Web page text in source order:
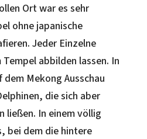
Ort war es sehr
ohne japanische
Jeder Einzelne
abbilden lassen. In
Mekong Ausschau
die sich aber
ließen. In einem völlig
bei dem die hintere